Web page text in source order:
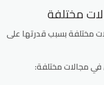
مختلفة
مختلفة بسبب قدرتها على
في مجالات مختلفة: